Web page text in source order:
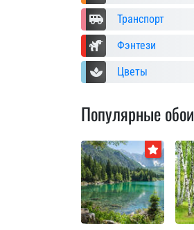
Транспорт
Фэнтези
Цветы
Популярные обои